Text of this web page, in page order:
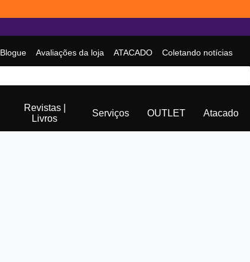
Blogue Avaliações da loja ATACADO Coletando notícias
Revistas |
Livros
Serviços OUTLET Atacado